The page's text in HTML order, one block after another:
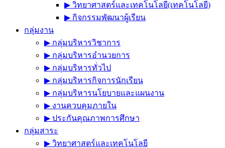
▶︎ วิทยาศาสตร์และเทคโนโลยี(เทคโนโลยี)
▶︎ กิจกรรมพัฒนาผู้เรียน
กลุ่มงาน
▶︎ กลุ่มบริหารวิชาการ
▶︎ กลุ่มบริหารอำนวยการ
▶︎ กลุ่มบริหารทั่วไป
▶︎ กลุ่มบริหารกิจการนักเรียน
▶︎ กลุ่มบริหารนโยบายและแผนงาน
▶︎ งานควบคุมภายใน
▶︎ ประกันคุณภาพการศึกษา
กลุ่มสาระ
▶︎ วิทยาศาสตร์และเทคโนโลยี